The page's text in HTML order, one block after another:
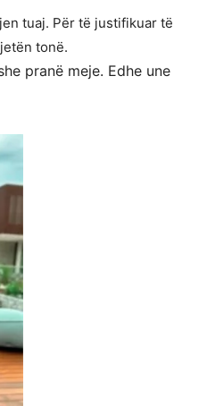
tuaj. Për të justifikuar të
tonë.
pranë meje. Edhe une